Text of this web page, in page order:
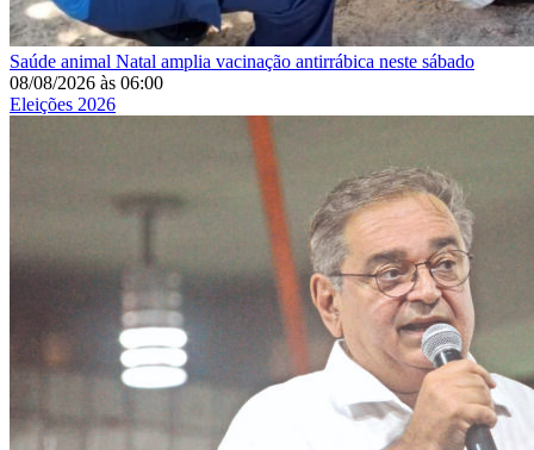
Saúde animal Natal amplia vacinação antirrábica neste sábado
08/08/2026 às 06:00
Eleições 2026